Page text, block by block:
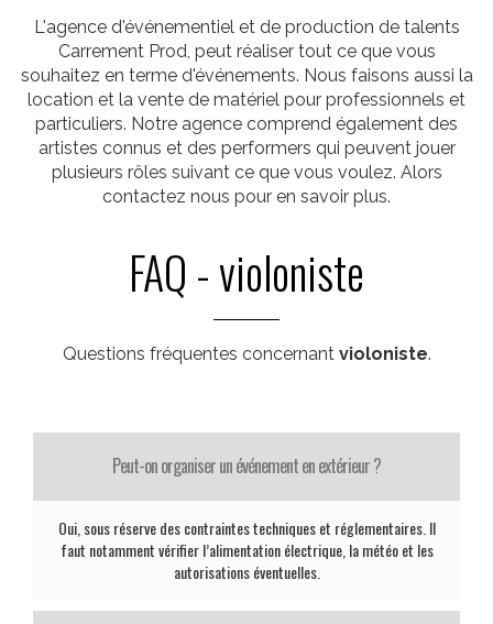
L'agence d'événementiel et de production de talents
Carrement Prod, peut réaliser tout ce que vous
souhaitez en terme d'événements. Nous faisons aussi la
location et la vente de matériel pour professionnels et
particuliers. Notre agence comprend également des
artistes connus et des performers qui peuvent jouer
plusieurs rôles suivant ce que vous voulez. Alors
contactez nous pour en savoir plus.
FAQ - violoniste
Questions fréquentes concernant violoniste.
Peut-on organiser un événement en extérieur ?
Oui, sous réserve des contraintes techniques et réglementaires. Il
faut notamment vérifier l’alimentation électrique, la météo et les
autorisations éventuelles.